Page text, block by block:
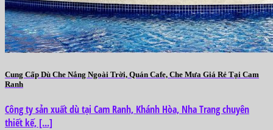
Cung Cấp Dù Che Nắng Ngoài Trời, Quán Cafe, Che Mưa Giá Rẻ Tại Cam
Ranh
Công ty sản xuất dù tại Cam Ranh, Khánh Hòa, Nha Trang chuyên
thiết kế, [...]